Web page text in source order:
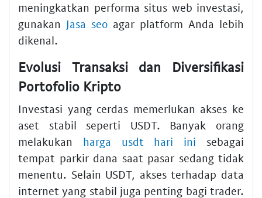
meningkatkan performa situs web investasi,
gunakan Jasa seo agar platform Anda lebih
dikenal.
Evolusi Transaksi dan Diversifikasi
Portofolio Kripto
Investasi yang cerdas memerlukan akses ke
aset stabil seperti USDT. Banyak orang
melakukan harga usdt hari ini sebagai
tempat parkir dana saat pasar sedang tidak
menentu. Selain USDT, akses terhadap data
internet yang stabil juga penting bagi trader.